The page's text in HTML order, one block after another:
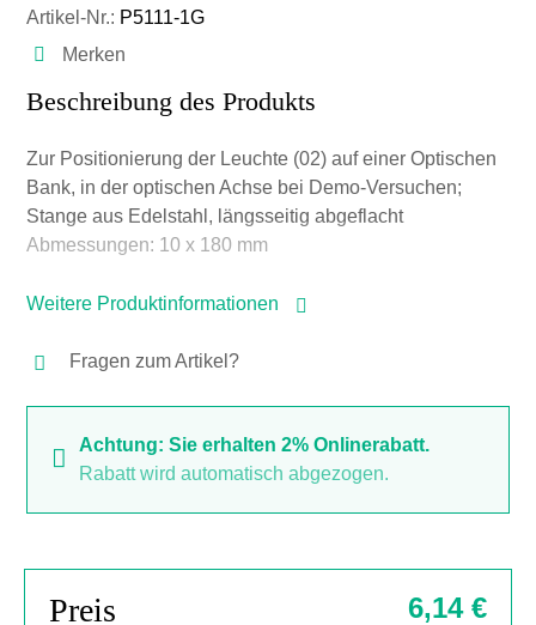
Artikel-Nr.: P5111-1G
Merken
Beschreibung des Produkts
Zur Positionierung der Leuchte (02) auf einer Optischen
Bank, in der optischen Achse bei Demo-Versuchen;
Stange aus Edelstahl, längsseitig abgeflacht
Abmessungen: 10 x 180 mm
Weitere Produktinformationen
Fragen zum Artikel?
Achtung: Sie erhalten 2% Onlinerabatt.
Rabatt wird automatisch abgezogen.
Preis 6,14 €